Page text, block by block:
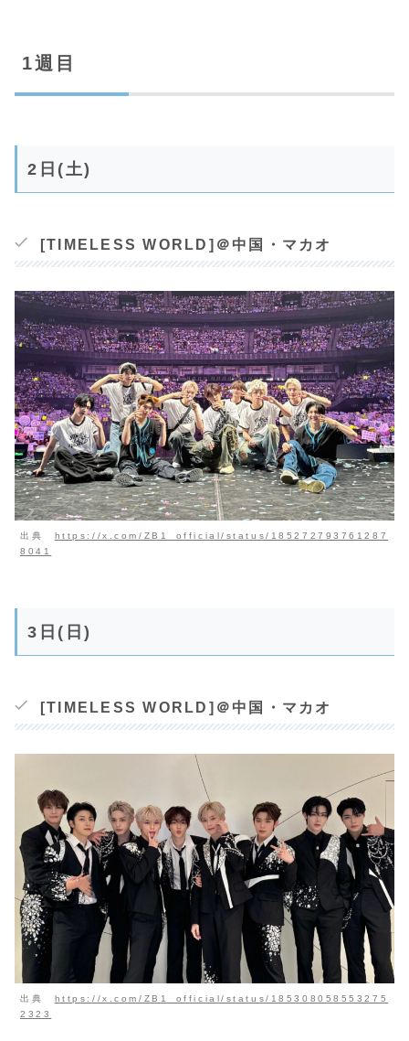
1週目
2日(土)
[TIMELESS WORLD]＠中国・マカオ
出典 https://x.com/ZB1_official/status/185272793761287
8041
3日(日)
[TIMELESS WORLD]＠中国・マカオ
出典
https://x.com/ZB1_official/status/185308058553275
2323